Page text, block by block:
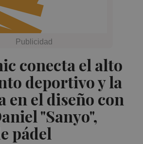
conecta el alto
deportivo y la
en el diseño con
"Sanyo",
pádel